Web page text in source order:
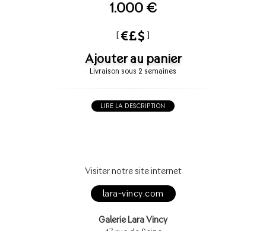
1.000 €
[ ]
Ajouter au panier
Livraison sous 2 semaines
LIRE LA DESCRIPTION
Visiter notre site internet
lara-vincy.com
Galerie Lara Vincy